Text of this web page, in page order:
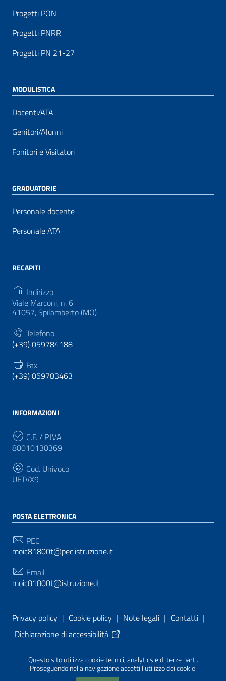
Questo sito utilizza cookie tecnici, analytics e di terze parti.
Proseguendo nella navigazione accetti l’utilizzo dei cookie.
Progetti PON
Progetti PNRR
Progetti PN 21-27
MODULISTICA
Docenti/ATA
Genitori/Alunni
Fonitori e Visitatori
GRADUATORIE
Personale docente
Personale ATA
RECAPITI
Indirizzo
Viale Marconi, n. 6
41057, Spilamberto (MO)
Telefono
(+39) 059784188
Fax
(+39) 059783463
INFORMAZIONI
C.F. / P.IVA
80010130369
Cod. Univoco
UFTVX9
POSTA ELETTRONICA
PEC
moic81800t@pec.istruzione.it
Email
moic81800t@istruzione.it
Sezione Link Utili
Privacy policy | Cookie policy | Note legali | Contatti |
Dichiarazione di accessibilità
PA di AgID
| Realizzato con WordPress
da